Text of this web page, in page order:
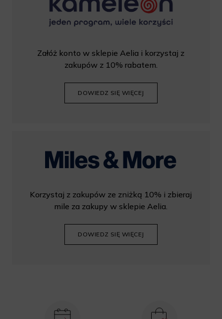
Załóż konto w sklepie Aelia i korzystaj z
zakupów z 10% rabatem.
DOWIEDZ SIĘ WIĘCEJ
Korzystaj z zakupów ze zniżką 10% i zbieraj
mile za zakupy w sklepie Aelia.
DOWIEDZ SIĘ WIĘCEJ